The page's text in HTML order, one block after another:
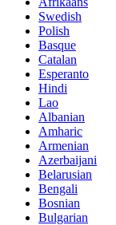
Swedish
Polish
Basque
Catalan
Esperanto
Hindi
Lao
Albanian
Amharic
Armenian
Azerbaijani
Belarusian
Bengali
Bosnian
Bulgarian